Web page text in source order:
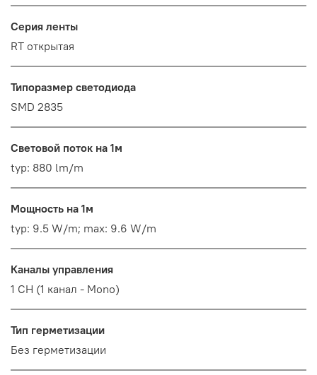
Серия ленты
RT открытая
Типоразмер светодиода
SMD 2835
Световой поток на 1м
typ: 880 lm/m
Мощность на 1м
typ: 9.5 W/m; max: 9.6 W/m
Каналы управления
1 CH (1 канал - Mono)
Тип герметизации
Без герметизации